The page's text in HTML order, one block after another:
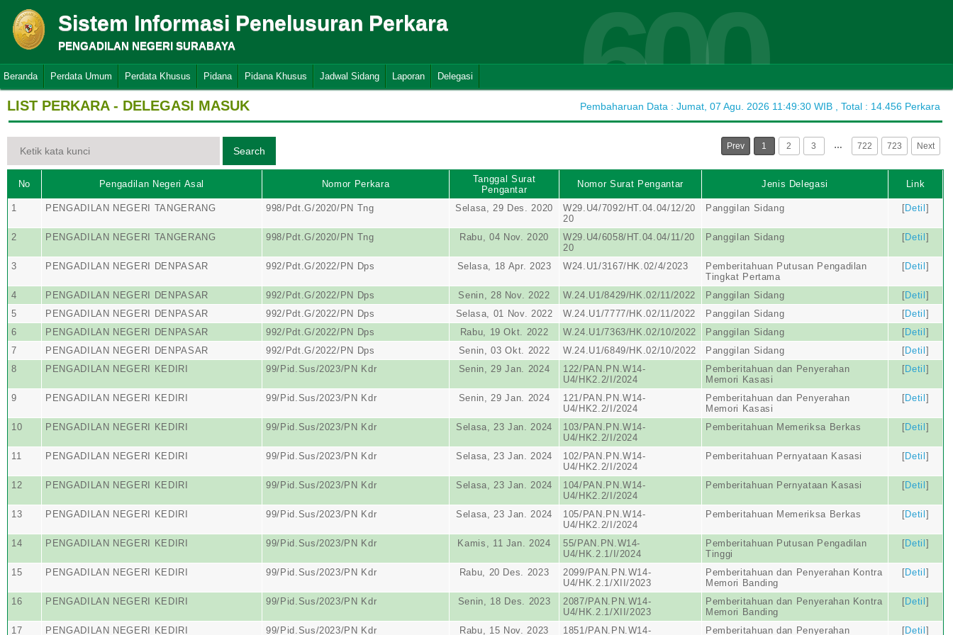
Sistem Informasi Penelusuran Perkara
PENGADILAN NEGERI SURABAYA 600
Beranda Perdata Umum Perdata Khusus Pidana Pidana Khusus Jadwal Sidang Laporan Delegasi
LIST PERKARA - DELEGASI MASUK Pembaharuan Data : Jumat, 07 Agu. 2026 11:49:30 WIB , Total : 14.456 Perkara
Prev 1 2 3 … 722 723 Next
No Pengadilan Negeri Asal Nomor Perkara
Tanggal Surat
Pengantar
Nomor Surat Pengantar Jenis Delegasi Link
1 PENGADILAN NEGERI TANGERANG 998/Pdt.G/2020/PN Tng Selasa, 29 Des. 2020
W29.U4/7092/HT.04.04/12/20
20
Panggilan Sidang [Detil ]
2 PENGADILAN NEGERI TANGERANG 998/Pdt.G/2020/PN Tng Rabu, 04 Nov. 2020
W29.U4/6058/HT.04.04/11/20
20
Panggilan Sidang [Detil ]
3 PENGADILAN NEGERI DENPASAR 992/Pdt.G/2022/PN Dps Selasa, 18 Apr. 2023 W24.U1/3167/HK.02/4/2023
Pemberitahuan Putusan Pengadilan
Tingkat Pertama
[Detil ]
4 PENGADILAN NEGERI DENPASAR 992/Pdt.G/2022/PN Dps Senin, 28 Nov. 2022 W.24.U1/8429/HK.02/11/2022 Panggilan Sidang [Detil ]
5
PENGADILAN NEGERI DENPASAR 992/Pdt.G/2022/PN Dps Selasa, 01 Nov. 2022 W.24.U1/7777/HK.02/11/2022 Panggilan Sidang [Detil ]
6
PENGADILAN NEGERI DENPASAR 992/Pdt.G/2022/PN Dps Rabu, 19 Okt. 2022 W.24.U1/7363/HK.02/10/2022 Panggilan Sidang [Detil ]
7
PENGADILAN NEGERI DENPASAR 992/Pdt.G/2022/PN Dps Senin, 03 Okt. 2022 W.24.U1/6849/HK.02/10/2022 Panggilan Sidang [Detil ]
8
PENGADILAN NEGERI KEDIRI 99/Pid.Sus/2023/PN Kdr Senin, 29 Jan. 2024
122/PAN.PN.W14-
U4/HK2.2/I/2024
Pemberitahuan dan Penyerahan
Memori Kasasi
[Detil ]
9 PENGADILAN NEGERI KEDIRI 99/Pid.Sus/2023/PN Kdr Senin, 29 Jan. 2024
121/PAN.PN.W14-
U4/HK2.2/I/2024
Pemberitahuan dan Penyerahan
Memori Kasasi
[Detil ]
10 PENGADILAN NEGERI KEDIRI 99/Pid.Sus/2023/PN Kdr Selasa, 23 Jan. 2024
103/PAN.PN.W14-
U4/HK2.2/I/2024
Pemberitahuan Memeriksa Berkas [Detil ]
11 PENGADILAN NEGERI KEDIRI 99/Pid.Sus/2023/PN Kdr Selasa, 23 Jan. 2024
102/PAN.PN.W14-
U4/HK2.2/I/2024
Pemberitahuan Pernyataan Kasasi [Detil ]
12 PENGADILAN NEGERI KEDIRI 99/Pid.Sus/2023/PN Kdr Selasa, 23 Jan. 2024
104/PAN.PN.W14-
U4/HK2.2/I/2024
Pemberitahuan Pernyataan Kasasi [Detil ]
13 PENGADILAN NEGERI KEDIRI 99/Pid.Sus/2023/PN Kdr Selasa, 23 Jan. 2024
105/PAN.PN.W14-
U4/HK2.2/I/2024
Pemberitahuan Memeriksa Berkas [Detil ]
14 PENGADILAN NEGERI KEDIRI 99/Pid.Sus/2023/PN Kdr Kamis, 11 Jan. 2024
55/PAN.PN.W14-
U4/HK.2.1/I/2024
Pemberitahuan Putusan Pengadilan
Tinggi
[Detil ]
15 PENGADILAN NEGERI KEDIRI 99/Pid.Sus/2023/PN Kdr Rabu, 20 Des. 2023
2099/PAN.PN.W14-
U4/HK.2.1/XII/2023
Pemberitahuan dan Penyerahan Kontra
Memori Banding
[Detil ]
16 PENGADILAN NEGERI KEDIRI 99/Pid.Sus/2023/PN Kdr Senin, 18 Des. 2023
2087/PAN.PN.W14-
U4/HK.2.1/XII/2023
Pemberitahuan dan Penyerahan Kontra
Memori Banding
[Detil ]
17 PENGADILAN NEGERI KEDIRI 99/Pid.Sus/2023/PN Kdr Rabu, 15 Nov. 2023 1851/PAN.PN.W14- Pemberitahuan dan Penyerahan [Detil ]